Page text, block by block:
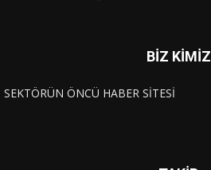
BİZ KİMİZ
SEKTÖRÜN ÖNCÜ HABER SİTESİ